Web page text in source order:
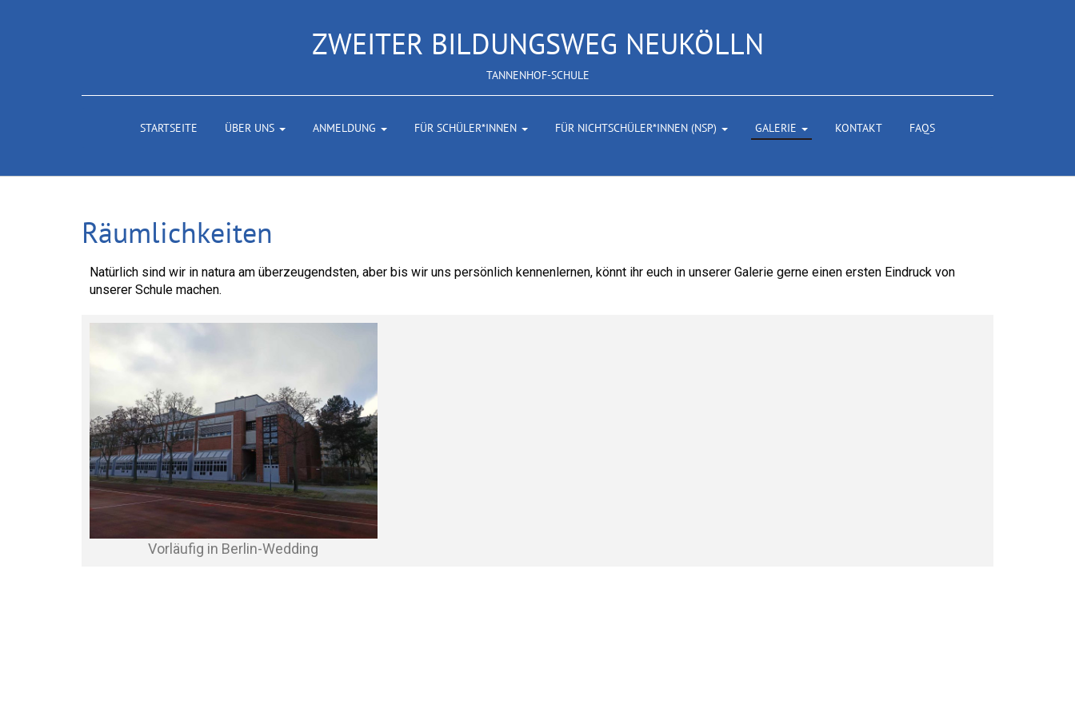
ZWEITER BILDUNGSWEG NEUKÖLLN
TANNENHOF-SCHULE
STARTSEITE ÜBER UNS ANMELDUNG FÜR SCHÜLER*INNEN FÜR NICHTSCHÜLER*INNEN (NSP) GALERIE KONTAKT FAQS
Räumlichkeiten
Natürlich sind wir in natura am überzeugendsten, aber bis wir uns persönlich kennenlernen, könnt ihr euch in unserer Galerie gerne einen ersten Eindruck von
unserer Schule machen.
Vorläufig in Berlin-Wedding